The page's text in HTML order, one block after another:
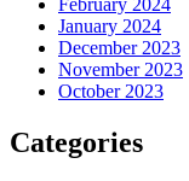
January 2024
December 2023
November 2023
October 2023
Categories